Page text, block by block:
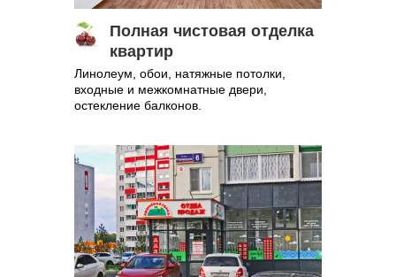
Полная чистовая отделка
квартир
Линолеум, обои, натяжные потолки,
входные и межкомнатные двери,
остекление балконов.